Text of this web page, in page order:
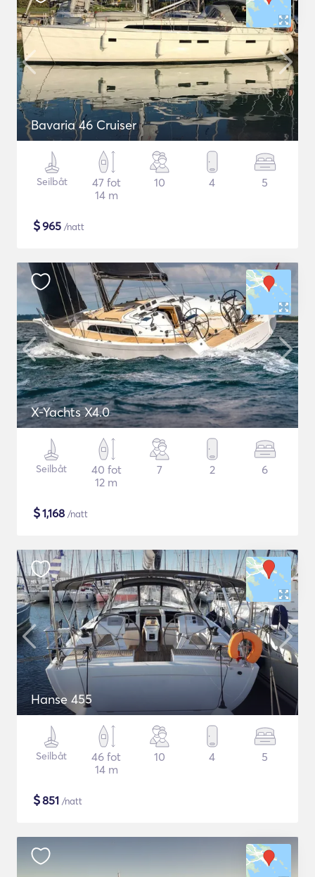
Bavaria 46 Cruiser
Seilbåt
47 fot
14 m
10 4 5
$965 /natt
X-Yachts X4.0
Seilbåt
40 fot
12 m
7 2 6
$1,168 /natt
Hanse 455
Seilbåt
46 fot
14 m
10 4 5
$851 /natt